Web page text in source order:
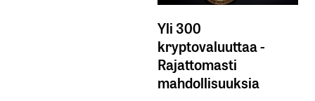
Yli 300
kryptovaluuttaa -
Rajattomasti
mahdollisuuksia